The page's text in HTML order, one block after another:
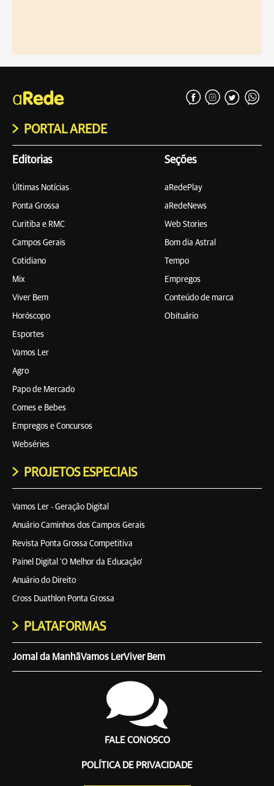
PORTAL AREDE
Editorias
Últimas Notícias
Ponta Grossa
Curitiba e RMC
Campos Gerais
Cotidiano
Mix
Viver Bem
Horóscopo
Esportes
Vamos Ler
Agro
Papo de Mercado
Comes e Bebes
Empregos e Concursos
Webséries
Seções
aRedePlay
aRedeNews
Web Stories
Bom dia Astral
Tempo
Empregos
Conteúdo de marca
Obituário
PROJETOS ESPECIAIS
Vamos Ler - Geração Digital
Anuário Caminhos dos Campos Gerais
Revista Ponta Grossa Competitiva
Painel Digital 'O Melhor da Educação'
Anuário do Direito
Cross Duathlon Ponta Grossa
PLATAFORMAS
Jornal da ManhãVamos LerViver Bem
FALE CONOSCO
POLÍTICA DE PRIVACIDADE